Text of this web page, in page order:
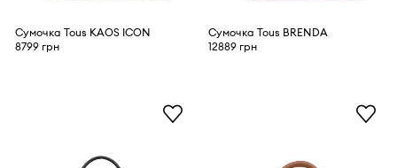
Сумочка Tous KAOS ICON
8799 грн
Сумочка Tous BRENDA
12889 грн